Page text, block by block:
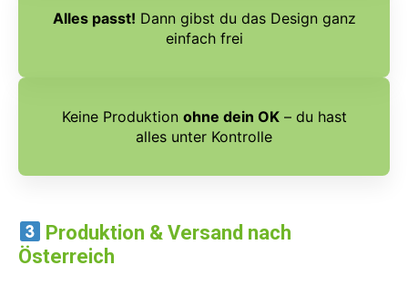
Alles passt! Dann gibst du das Design ganz
einfach frei
Keine Produktion ohne dein OK– du hast
alles unter Kontrolle
Produktion & Versand nach
Österreich